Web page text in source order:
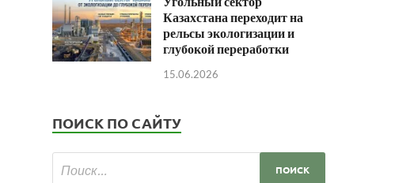
Казахстана переходит на
рельсы экологизации и
глубокой переработки
15.06.2026
ПОИСК ПО САЙТУ